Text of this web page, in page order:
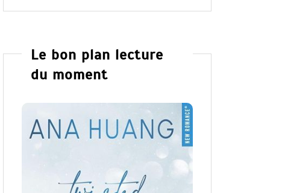
Le bon plan lecture
du moment